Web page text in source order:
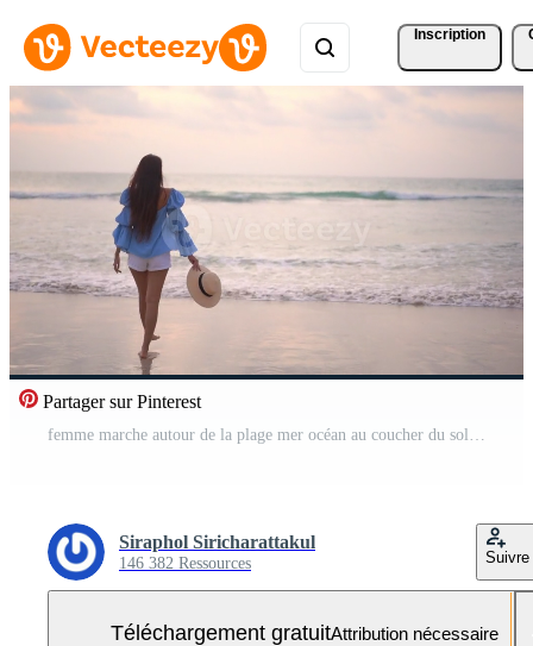
Inscription
Partager sur Pinterest
femme marche autour de la plage mer océan au coucher du soleil Vidéo Gratuite
Siraphol Siricharattakul
146 382 Ressources Suivre
Téléchargement gratuitAttribution nécessaire